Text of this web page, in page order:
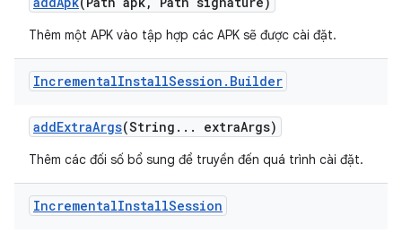
Thêm một APK vào tập hợp các APK sẽ được cài đặt.
IncrementalInstallSession . Builder
addExtraArgs(String . . . extraArgs)
Thêm các đối số bổ sung để truyền đến quá trình cài đặt.
IncrementalInstallSession